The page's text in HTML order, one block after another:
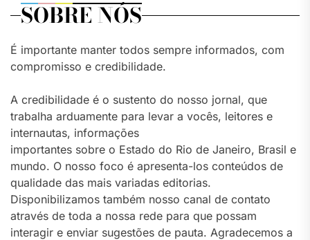
SOBRE NÓS
É importante manter todos sempre informados, com
compromisso e credibilidade.
A credibilidade é o sustento do nosso jornal, que
trabalha arduamente para levar a vocês, leitores e
internautas, informações
importantes sobre o Estado do Rio de Janeiro, Brasil e
mundo. O nosso foco é apresenta-los conteúdos de
qualidade das mais variadas editorias.
Disponibilizamos também nosso canal de contato
através de toda a nossa rede para que possam
interagir e enviar sugestões de pauta. Agradecemos a